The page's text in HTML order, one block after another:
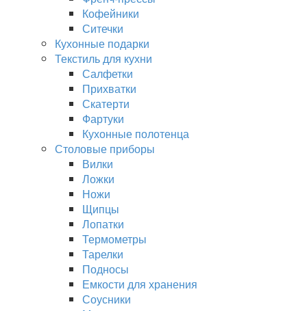
Кофейники
Ситечки
Кухонные подарки
Текстиль для кухни
Салфетки
Прихватки
Скатерти
Фартуки
Кухонные полотенца
Столовые приборы
Вилки
Ложки
Ножи
Щипцы
Лопатки
Термометры
Тарелки
Подносы
Емкости для хранения
Соусники